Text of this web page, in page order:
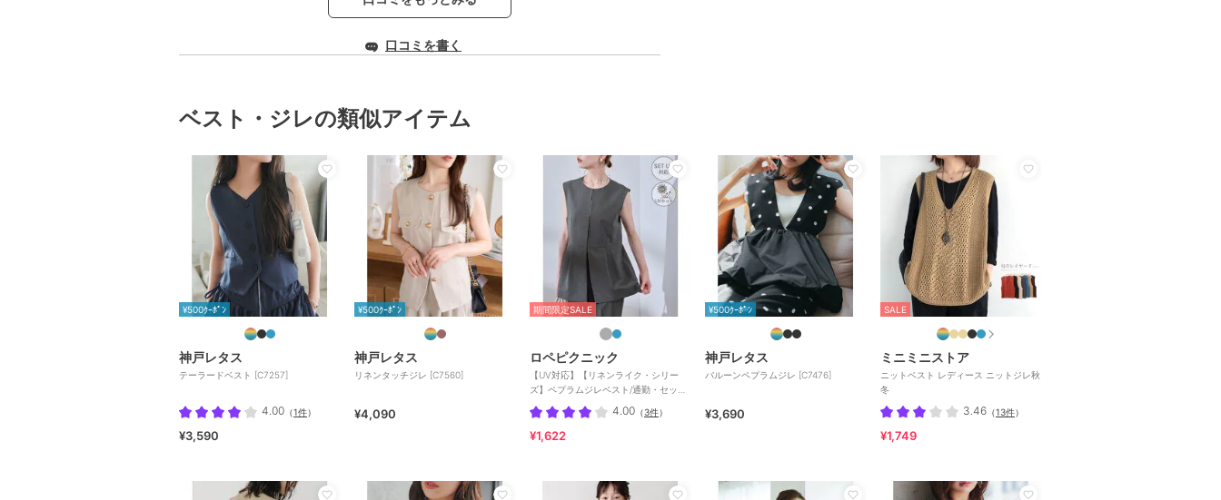
口コミを書く
ベスト・ジレの類似アイテム
¥500ｸｰﾎﾟﾝ
神戸レタス
テーラードベスト [C7257]
4.00 （1件）
¥3,590
¥500ｸｰﾎﾟﾝ
神戸レタス
リネンタッチジレ [C7560]
¥4,090
期間限定SALE
ロペピクニック
【UV対応】【リネンライク・シリー
ズ】ペプラムジレベスト/通勤・セット
アップ対応
4.00 （3件）
¥1,622
¥500ｸｰﾎﾟﾝ
神戸レタス
バルーンペプラムジレ [C7476]
¥3,690
SALE
ミニミニストア
ニットベスト レディース ニットジレ秋
冬
3.46 （13件）
¥1,749